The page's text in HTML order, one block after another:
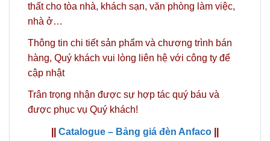
thất cho tòa nhà, khách sạn, văn phòng làm việc,
nhà ở…
Thông tin chi tiết sản phẩm và chương trình bán
hàng, Quý khách vui lòng liên hệ với công ty để
cập nhật
Trân trọng nhận được sự hợp tác quý báu và
được phục vụ Quý khách!
Catalogue – Bảng giá đèn Anfaco